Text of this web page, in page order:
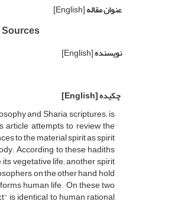
عنوان مقاله[English]
نویسنده[English]
چکیده[English]
and Sharia scriptures; is
article attempts to review the
to the material spirit as spirit
According to these hadiths
vegetative life; another spirit
on the other hand, hold
human life. On these two
is identical to human rational